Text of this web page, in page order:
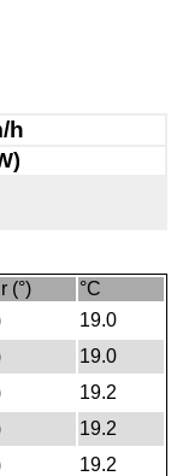
h
(°)
°C
19.0
19.0
19.2
19.2
19.2